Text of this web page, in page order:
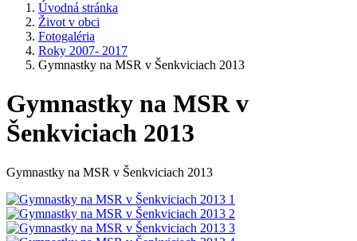
Úvodná stránka
Život v obci
Fotogaléria
Roky 2007- 2017
Gymnastky na MSR v Šenkviciach 2013
Gymnastky na MSR v
Šenkviciach 2013
Gymnastky na MSR v Šenkviciach 2013